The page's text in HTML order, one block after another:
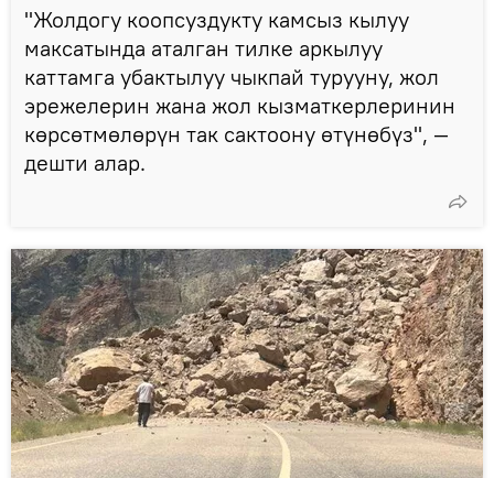
"Жолдогу коопсуздукту камсыз кылуу
максатында аталган тилке аркылуу
каттамга убактылуу чыкпай турууну, жол
эрежелерин жана жол кызматкерлеринин
көрсөтмөлөрүн так сактоону өтүнөбүз", —
дешти алар.